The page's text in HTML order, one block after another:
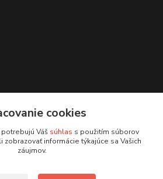
cookies
Váš súhlas s použitím súborov
zobrazovať informácie týkajúce sa Vašich
záujmov.